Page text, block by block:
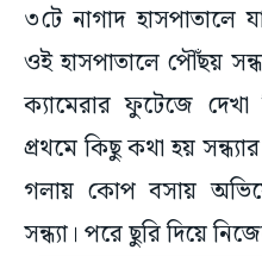
৩টে নাগাদ হাসপাতালে
ওই হাসপাতালে পৌঁছয়
ক্যামেরার ফুটেজে
প্রথমে কিছু কথা হয়
গলায় কোপ বসায়
সন্ধ্যা। পরে ছুরি দিয়ে